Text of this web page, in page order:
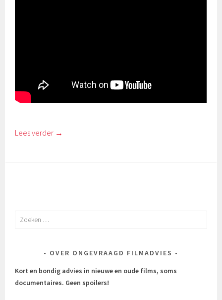
Lees verder →
Zoeken
OVER ONGEVRAAGD FILMADVIES
Kort en bondig advies in nieuwe en oude films, soms
documentaires. Geen spoilers!